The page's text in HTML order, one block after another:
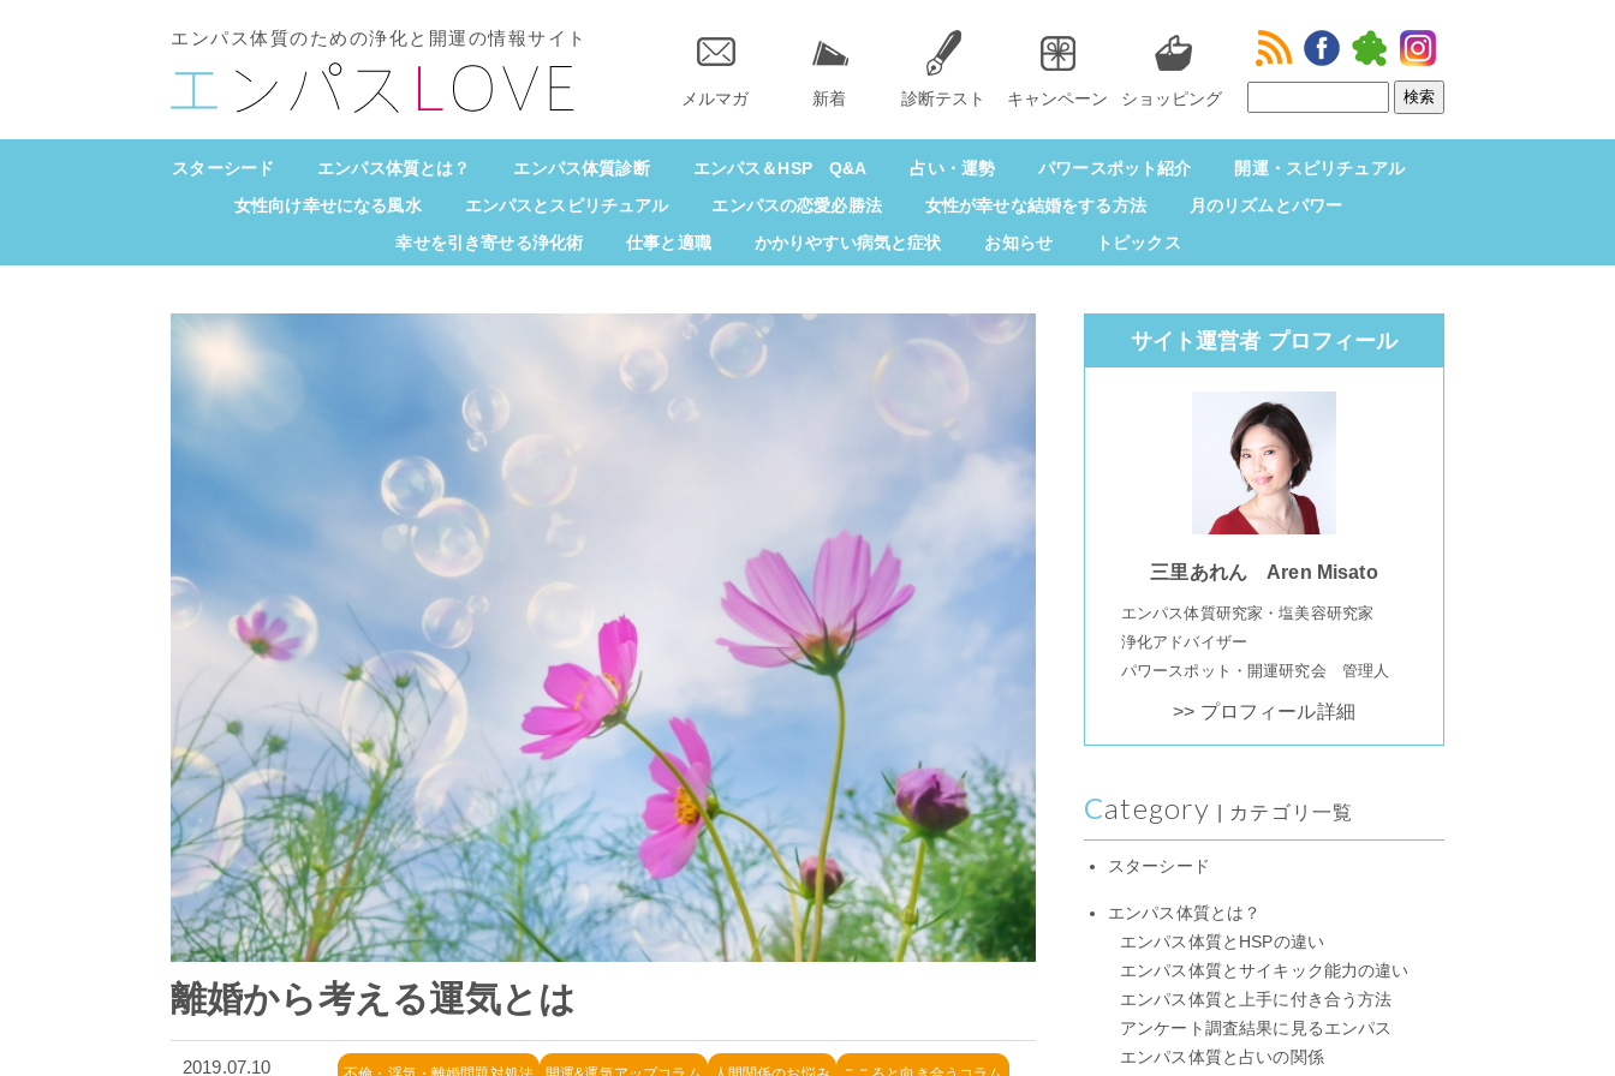
エンパス体質のための浄化と開運の情報サイト
メルマガ 新着 診断テスト キャンペーン ショッピング
スターシード エンパス体質とは？ エンパス体質診断 エンパス＆HSP Q&A 占い・運勢 パワースポット紹介
開運・スピリチュアル
女性向け幸せになる風水
エンパスとスピリチュアル エンパスの恋愛必勝法 女性が幸せな結婚をする方法
月のリズムとパワー
幸せを引き寄せる浄化術
仕事と適職 かかりやすい病気と症状 お知らせ トピックス
離婚から考える運気とは
2019.07.10
サイト運営者 プロフィール
三里あれん Aren Misato
エンパス体質研究家・塩美容研究家
浄化アドバイザー
パワースポット・開運研究会 管理人
>> プロフィール詳細
Category | カテゴリ一覧
スターシード
エンパス体質とは？
エンパス体質とHSPの違い
エンパス体質とサイキック能力の違い
エンパス体質と上手に付き合う方法
アンケート調査結果に見るエンパス
エンパス体質と占いの関係